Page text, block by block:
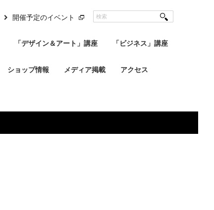
「デザイン＆アート」講座 「ビジネス」講座
ショップ情報 メディア掲載 アクセス
開催予定のイベント